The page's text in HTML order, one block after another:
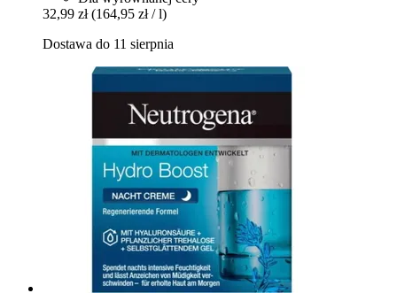
32,99 zł (164,95 zł / l)
Dostawa do 11 sierpnia